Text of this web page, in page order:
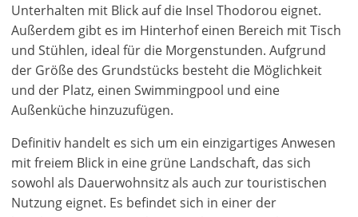
Unterhalten mit Blick auf die Insel Thodorou eignet.
Außerdem gibt es im Hinterhof einen Bereich mit Tisch
und Stühlen, ideal für die Morgenstunden. Aufgrund
der Größe des Grundstücks besteht die Möglichkeit
und der Platz, einen Swimmingpool und eine
Außenküche hinzuzufügen.
Definitiv handelt es sich um ein einzigartiges Anwesen
mit freiem Blick in eine grüne Landschaft, das sich
sowohl als Dauerwohnsitz als auch zur touristischen
Nutzung eignet. Es befindet sich in einer der
finden
Sie
alle
Ihre
Vorteile